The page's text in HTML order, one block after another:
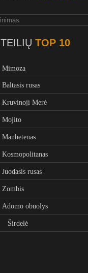
TOP 10
Mimoza
Baltasis rusas
Kruvinoji Merė
Mojito
Manhetenas
Kosmopolitanas
Juodasis rusas
Zombis
Adomo obuolys
Širdelė